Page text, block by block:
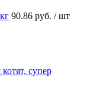
90.86 руб. / шт